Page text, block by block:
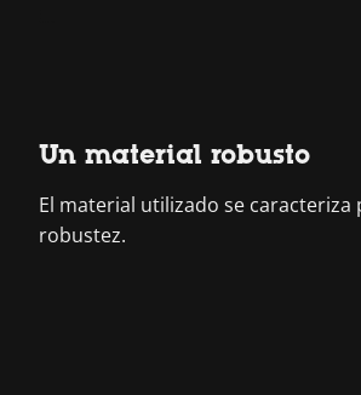
Un material robusto
El material utilizado se caracteriza
robustez.